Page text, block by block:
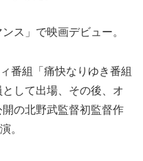
ス」で映画デビュー。
番組「痛快なりゆき番組
して出場、その後、オ
の北野武監督初監督作
。